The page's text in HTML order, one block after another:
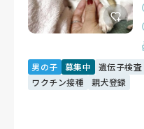
男の子
募集中 遺伝子検査
ワクチン接種
親犬登録